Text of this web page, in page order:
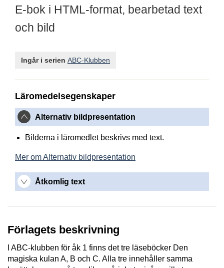
E-bok i HTML-format, bearbetad text
och bild
Ingår i serien ABC-Klubben
Läromedelsegenskaper
Alternativ bildpresentation
Bilderna i läromedlet beskrivs med text.
Mer om Alternativ bildpresentation
Åtkomlig text
Förlagets beskrivning
I ABC-klubben för åk 1 finns det tre läseböcker Den
magiska kulan A, B och C. Alla tre innehåller samma